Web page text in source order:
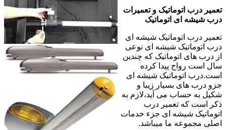
تعمیر درب اتوماتیک و تعمیرات
درب شیشه ای اتوماتیک
تعمیر درب اتوماتیک شیشه ای
درب اتوماتیک شیشه ای نوعی
از درب های اتوماتیک که چندین
سال است رواج پیدا کرده
است.درب اتوماتیک شیشه ای
جزو درب های بسیار زیبا و
شکیل به حساب می آید،لازم به
ذکر است که تعمیر درب
اتوماتیک شیشه ای جزء خدمات
اصلی مجموعه ما میباشد.